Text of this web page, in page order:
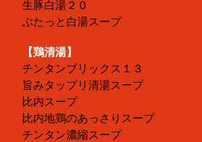
生豚白湯２０
ぶたっと白湯スープ
【鶏清湯】
チンタンブリックス１３
旨みタップリ清湯スープ
比内スープ
比内地鶏のあっさりスープ
チンタン濃縮スープ